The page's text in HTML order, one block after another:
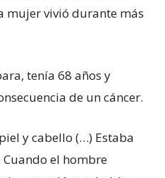
mujer vivió durante más
tenía 68 años y
de un cáncer.
y cabello (…) Estaba
el hombre